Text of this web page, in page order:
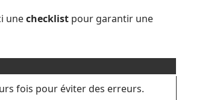
unechecklist pour garantir une
fois pour éviter des erreurs.